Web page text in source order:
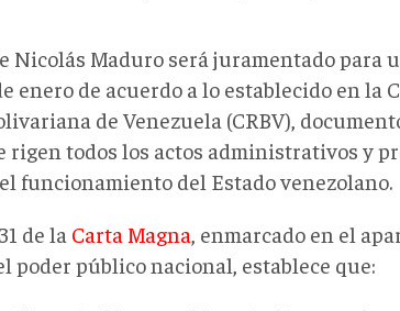
Nicolás Maduro será juramentado para
enero de acuerdo a lo establecido en la
de Venezuela (CRBV),
rigen todos los actos administrativos y
funcionamiento del Estado venezolano.
de la Carta Magna, enmarcado en el
poder público nacional, establece que: